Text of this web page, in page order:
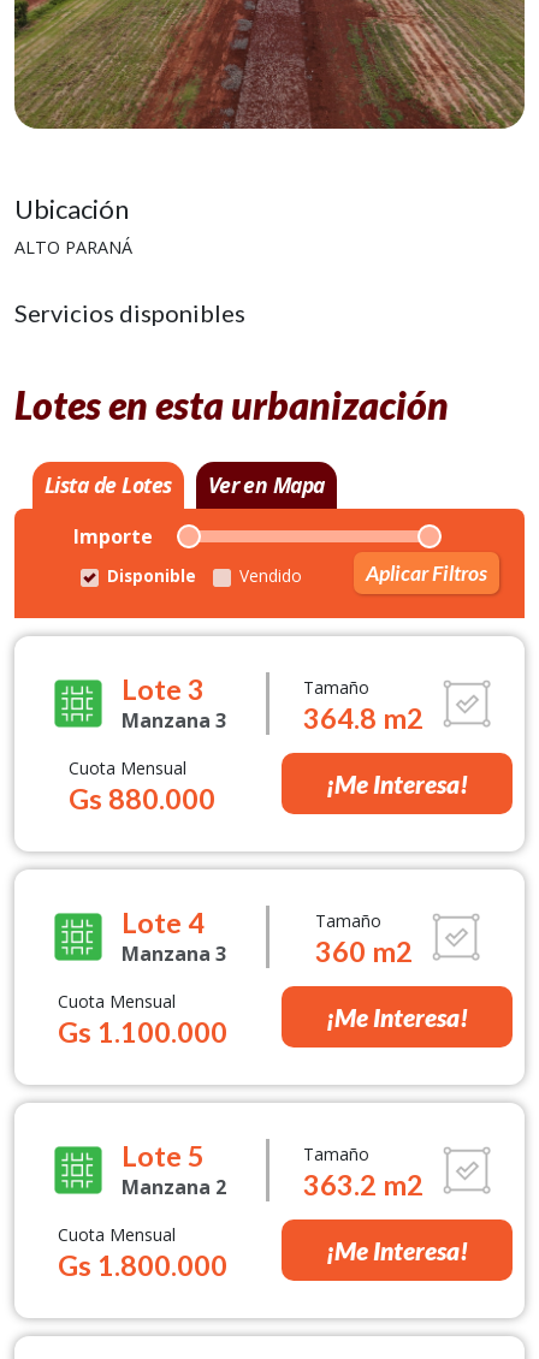
Ubicación
ALTO PARANÁ
Servicios disponibles
Lotes en esta urbanización
Lista de Lotes Ver en Mapa
Importe
Disponible Vendido Aplicar Filtros
Lote 3
Manzana 3
Tamaño
364.8 m2
Cuota Mensual
Gs 880.000 ¡Me Interesa!
Lote 4
Manzana 3
Tamaño
360 m2
Cuota Mensual
Gs 1.100.000 ¡Me Interesa!
Lote 5
Manzana 2
Tamaño
363.2 m2
Cuota Mensual
Gs 1.800.000 ¡Me Interesa!